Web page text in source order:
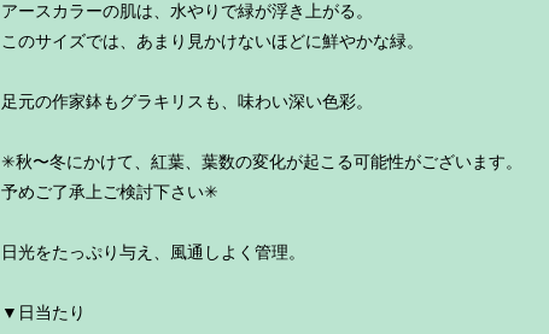
アースカラーの肌は、水やりで緑が浮き上がる。
このサイズでは、あまり見かけないほどに鮮やかな緑。
足元の作家鉢もグラキリスも、味わい深い色彩。
✳︎秋〜冬にかけて、紅葉、葉数の変化が起こる可能性がございます。
予めご了承上ご検討下さい✳︎
日光をたっぷり与え、風通しよく管理。
▼日当たり